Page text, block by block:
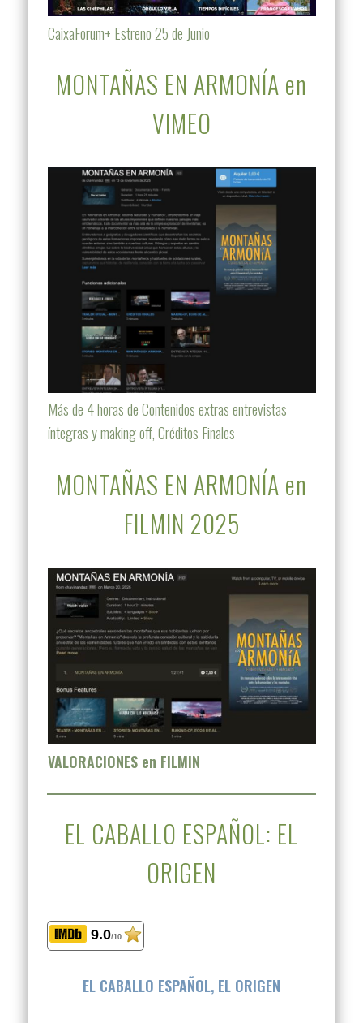
CaixaForum+ Estreno 25 de Junio
MONTAÑAS EN ARMONÍA en
VIMEO
Más de 4 horas de Contenidos extras entrevistas
íntegras y making off, Créditos Finales
MONTAÑAS EN ARMONÍA en
FILMIN 2025
VALORACIONES en FILMIN
EL CABALLO ESPAÑOL: EL
ORIGEN
9.0/10
EL CABALLO ESPAÑOL, EL ORIGEN